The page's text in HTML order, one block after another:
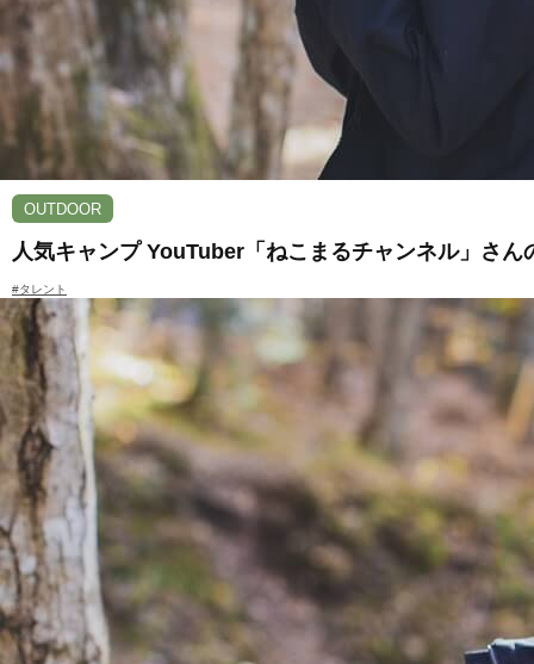
OUTDOOR
人気キャンプ YouTuber「ねこまるチャンネル」さ
#タレント